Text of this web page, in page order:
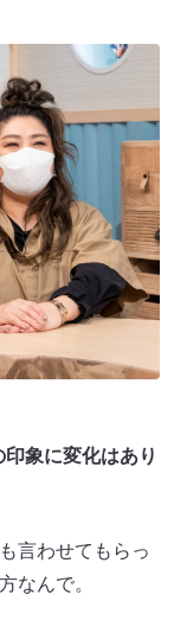
象に変化はあり
言わせてもらっ
なんで。